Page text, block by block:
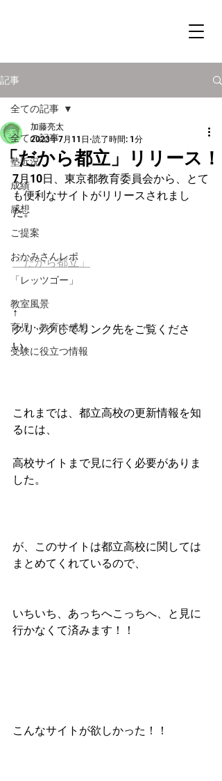
記事
全ての記事
塾近況
成績
感想
ご提案
おかみさんレポ
「レッツゴー」
教室風景
育児・教育本感想
受験に役立つ情報
全ての記事
「だから都立」リリース！
加藤亮太
2023年7月11日 読了時間: 1分
7月10日、東京都教育委員会から、とて
も便利なサイトがリリースされまし
た。
「だから都立」
↑
クリックしてリンク先をご覧くださ
い。
これまでは、都立高校の更新情報を知
るには、
高校サイトまで見に行く必要がありま
した。
が、このサイトは都立高校に関しては
まとめてくれているので、
いちいち、あっちへこっちへ、と見に
行かなくて済みます！！
こんなサイトが欲しかった！！